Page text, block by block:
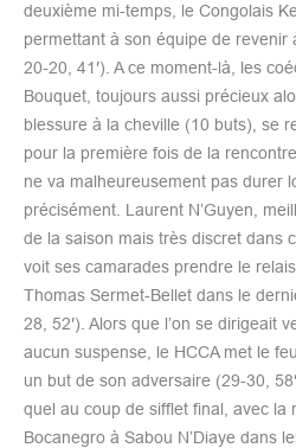
deuxième mi-temps, le Congolais
permettant à son équipe de revenir
20-20, 41′). A ce moment-là, les
Bouquet, toujours aussi précieux
blessure à la cheville (10 buts), se
pour la première fois de la
ne va malheureusement pas durer
précisément. Laurent N’Guyen,
de la saison mais très discret dans
voit ses camarades prendre le
Thomas Sermet-Bellet dans le
28, 52′). Alors que l’on se dirigeait
aucun suspense, le HCCA met le
un but de son adversaire (29-30,
quel au coup de sifflet final, avec la
Bocanegro à Sabou N’Diaye dans